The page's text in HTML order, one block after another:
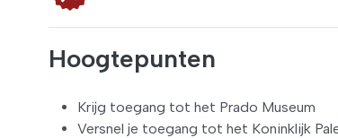
Hoogtepunten
Krijg toegang tot het Prado Museum
Versnel je toegang tot het Koninklijk